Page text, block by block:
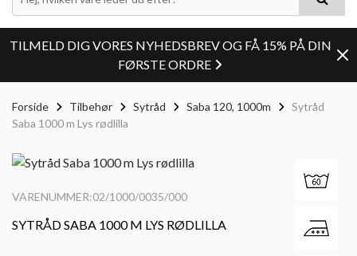
TILMELD DIG VORES NYHEDSBREV OG FÅ 15% PÅ DIN
FØRSTE ORDRE
Forside Tilbehør Sytråd Saba 120, 1000m
Sytråd
Saba 1000 m Lys rødlilla
VARENUMMER:02/1000/0035/000
SYTRÅD SABA 1000 M LYS RØDLILLA